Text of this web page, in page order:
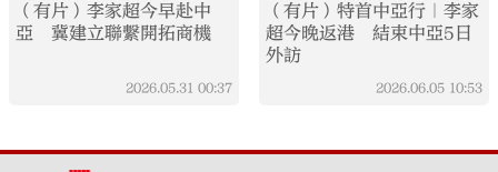
（有片）李家超今早赴中
亞 冀建立聯繫開拓商機
2026.05.31 00:37
（有片）特首中亞行｜李家
超今晚返港 結束中亞5日
外訪
2026.06.05 10:53